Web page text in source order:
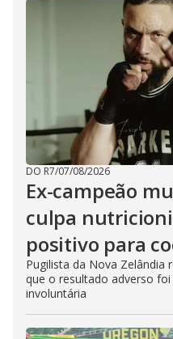
DO R7/07/08/2026
Ex-campeão
culpa
positivo para
Pugilista da Nova Zelândia
que o resultado adverso
involuntária